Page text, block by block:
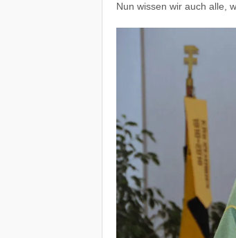
Nun wissen wir auch alle,